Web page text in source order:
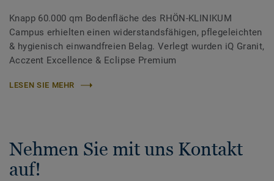
Knapp 60.000 qm Bodenfläche des RHÖN-KLINIKUM
Campus erhielten einen widerstandsfähigen, pflegeleichten
& hygienisch einwandfreien Belag. Verlegt wurden iQ Granit,
Acczent Excellence & Eclipse Premium
LESEN SIE MEHR
Nehmen Sie mit uns Kontakt
auf!